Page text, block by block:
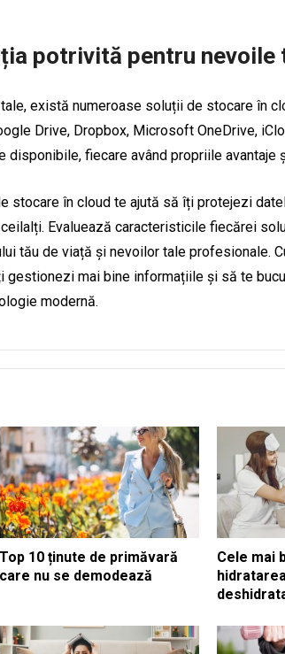
potrivită pentru nevoile
există numeroase soluții de stocare în
Drive, Dropbox, Microsoft OneDrive,
disponibile, fiecare având propriile avantaje
stocare în cloud te ajută să îți protejezi
Evaluează caracteristicile fiecărei
tău de viață și nevoilor tale profesionale.
gestionezi mai bine informațiile și să te
modernă.
Top 10 ținute de primăvară
care nu se demodează
Cele mai